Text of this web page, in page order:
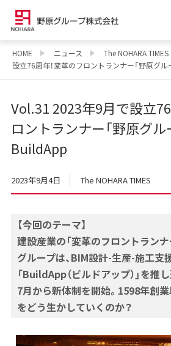
HOME ニュース The NOHARA TIMES
設立76周年！変革のフロントランナー「野原グ
Vol.31 2023年9月で設立
ロントランナー「野原グル
BuildApp
2023年9月4日 The NOHARA TIMES
【今回のテーマ】
建設産業の「変革のフロントラン
グループは、BIM設計-生産-施工支
「BuildApp（ビルドアップ）」を推
7月から新体制を開始。1598年創業
をどう生かしていくのか？